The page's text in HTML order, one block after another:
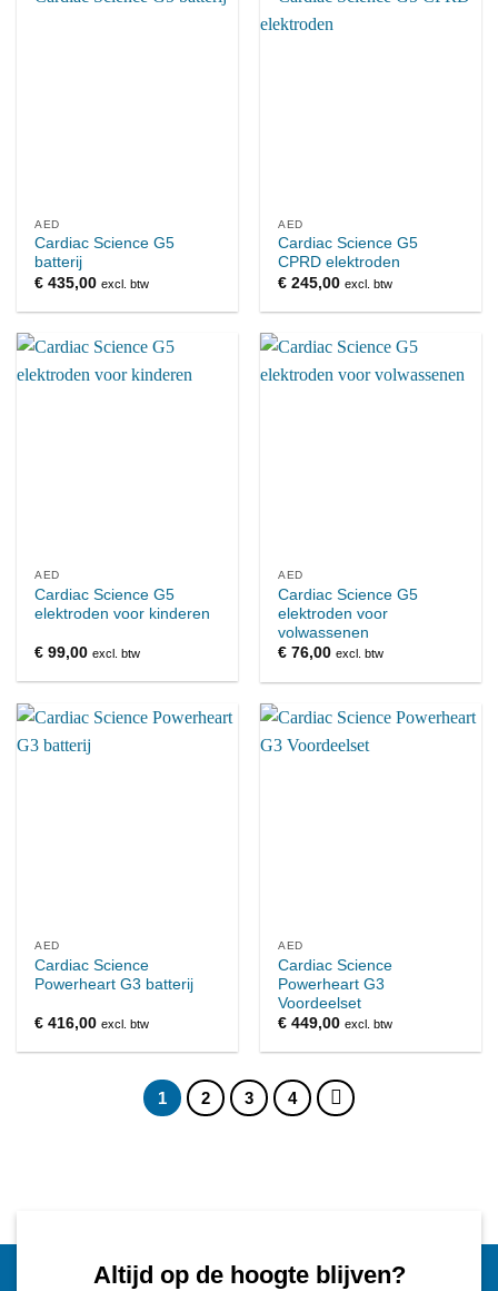
AED
Cardiac Science G5
batterij
€ 435,00 excl. btw
AED
Cardiac Science G5
CPRD elektroden
€ 245,00 excl. btw
AED
Cardiac Science G5
elektroden voor kinderen
€ 99,00 excl. btw
AED
Cardiac Science G5
elektroden voor
volwassenen
€ 76,00 excl. btw
AED
Cardiac Science
Powerheart G3 batterij
€ 416,00 excl. btw
AED
Cardiac Science
Powerheart G3
Voordeelset
€ 449,00 excl. btw
1 2 3 4
Altijd op de hoogte blijven?